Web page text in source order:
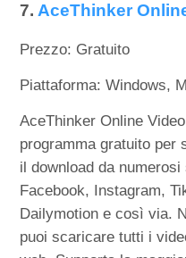
7.AceThinker
Prezzo: Gratuito
Piattaforma: Windows,
AceThinker Online
programma gratuito per
il download da
Facebook, Instagram,
Dailymotion e così via.
puoi scaricare tutti i